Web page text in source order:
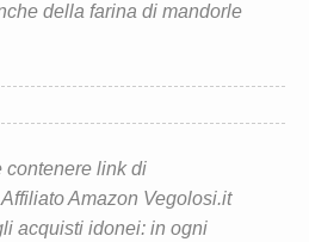
della farina di mandorle
contenere link di
Amazon Vegolosi.it
acquisti idonei: in ogni